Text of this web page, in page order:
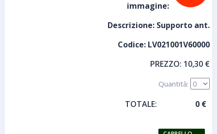
immagine:
Descrizione: Supporto ant.
Codice: LV021001V60000
PREZZO: 10,30 €
Quantità:
TOTALE: